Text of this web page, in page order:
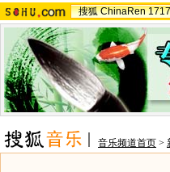
搜狐 ChinaRen
音乐频道首页 >